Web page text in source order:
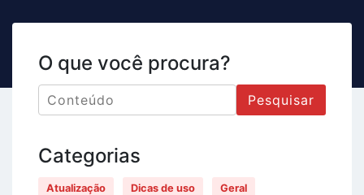
O que você procura?
Pesquisar
Categorias
Atualização Dicas de uso Geral